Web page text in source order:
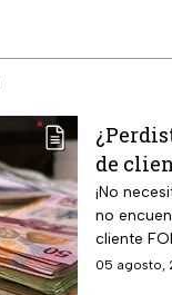
de
Así
2026
¡No
no
cliente
puedes
05 agosto,